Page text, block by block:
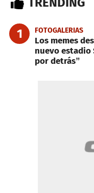
1 FOTOGALERIAS
Los memes
nuevo estadio
por detrás”